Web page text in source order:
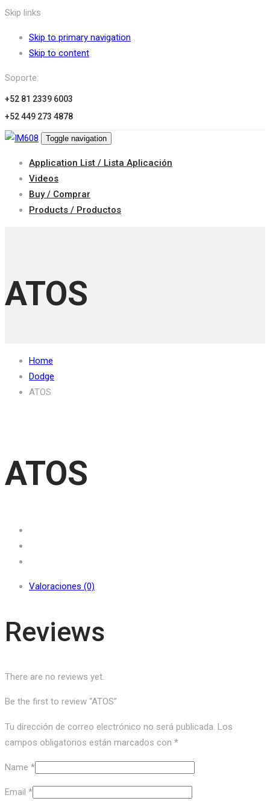
Skip links
Skip to primary navigation
Skip to content
Soporte:
+52 81 2339 6003
+52 449 273 4878
Toggle navigation
Application List / Lista Aplicación
Videos
Buy / Comprar
Products / Productos
ATOS
Home
Dodge
ATOS
ATOS
Valoraciones (0)
Reviews
There are no reviews yet.
Be the first to review “ATOS”
Tu dirección de correo electrónico no será publicada. Los
campos obligatorios están marcados con *
Name *
Email *